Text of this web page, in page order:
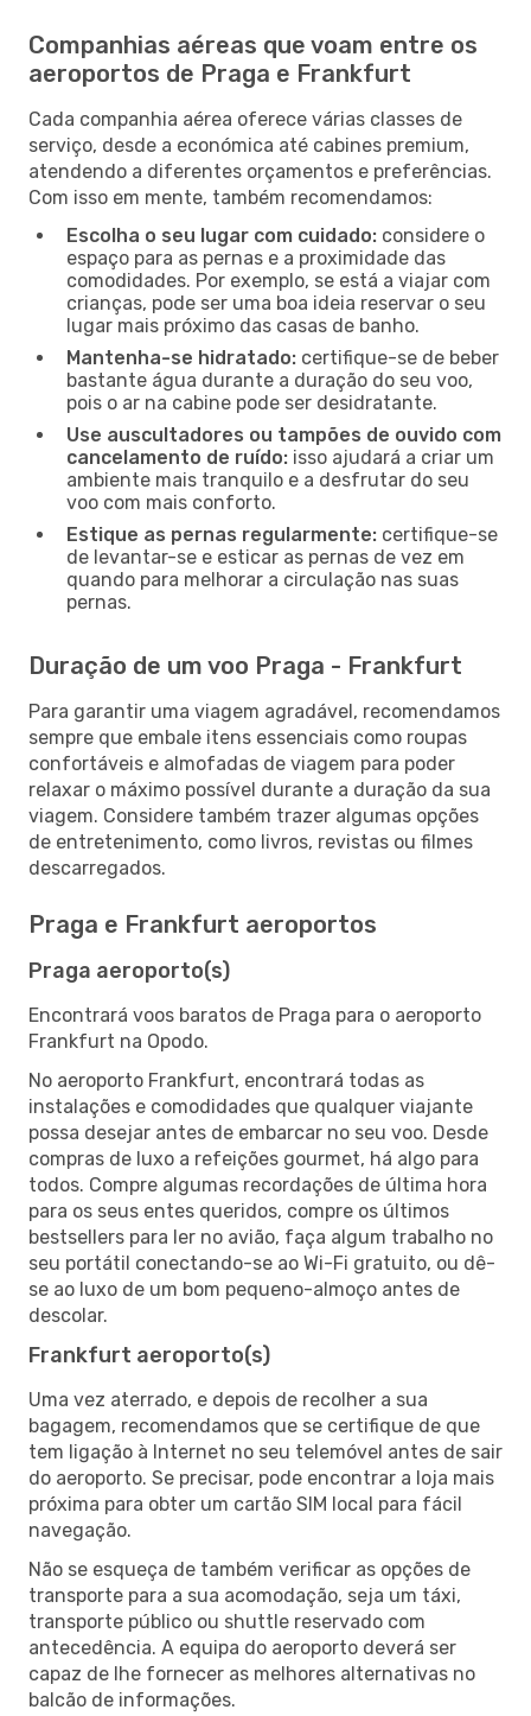
Companhias aéreas que voam entre os
aeroportos de Praga e Frankfurt
Cada companhia aérea oferece várias classes de
serviço, desde a económica até cabines premium,
atendendo a diferentes orçamentos e preferências.
Com isso em mente, também recomendamos:
Escolha o seu lugar com cuidado: considere o
espaço para as pernas e a proximidade das
comodidades. Por exemplo, se está a viajar com
crianças, pode ser uma boa ideia reservar o seu
lugar mais próximo das casas de banho.
Mantenha-se hidratado: certifique-se de beber
bastante água durante a duração do seu voo,
pois o ar na cabine pode ser desidratante.
Use auscultadores ou tampões de ouvido com
cancelamento de ruído: isso ajudará a criar um
ambiente mais tranquilo e a desfrutar do seu
voo com mais conforto.
Estique as pernas regularmente: certifique-se
de levantar-se e esticar as pernas de vez em
quando para melhorar a circulação nas suas
pernas.
Duração de um voo Praga - Frankfurt
Para garantir uma viagem agradável, recomendamos
sempre que embale itens essenciais como roupas
confortáveis e almofadas de viagem para poder
relaxar o máximo possível durante a duração da sua
viagem. Considere também trazer algumas opções
de entretenimento, como livros, revistas ou filmes
descarregados.
Praga e Frankfurt aeroportos
Praga aeroporto(s)
Encontrará voos baratos de Praga para o aeroporto
Frankfurt na Opodo.
No aeroporto Frankfurt, encontrará todas as
instalações e comodidades que qualquer viajante
possa desejar antes de embarcar no seu voo. Desde
compras de luxo a refeições gourmet, há algo para
todos. Compre algumas recordações de última hora
para os seus entes queridos, compre os últimos
bestsellers para ler no avião, faça algum trabalho no
seu portátil conectando-se ao Wi-Fi gratuito, ou dê-
se ao luxo de um bom pequeno-almoço antes de
descolar.
Frankfurt aeroporto(s)
Uma vez aterrado, e depois de recolher a sua
bagagem, recomendamos que se certifique de que
tem ligação à Internet no seu telemóvel antes de sair
do aeroporto. Se precisar, pode encontrar a loja mais
próxima para obter um cartão SIM local para fácil
navegação.
Não se esqueça de também verificar as opções de
transporte para a sua acomodação, seja um táxi,
transporte público ou shuttle reservado com
antecedência. A equipa do aeroporto deverá ser
capaz de lhe fornecer as melhores alternativas no
balcão de informações.